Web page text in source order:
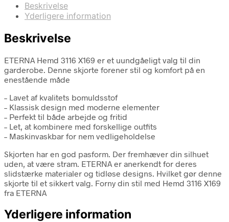
Beskrivelse
Yderligere information
Beskrivelse
ETERNA Hemd 3116 X169 er et uundgåeligt valg til din
garderobe. Denne skjorte forener stil og komfort på en
enestående måde
– Lavet af kvalitets bomuldsstof
– Klassisk design med moderne elementer
– Perfekt til både arbejde og fritid
– Let, at kombinere med forskellige outfits
– Maskinvaskbar for nem vedligeholdelse
Skjorten har en god pasform. Der fremhæver din silhuet
uden, at være stram. ETERNA er anerkendt for deres
slidstærke materialer og tidløse designs. Hvilket gør denne
skjorte til et sikkert valg. Forny din stil med Hemd 3116 X169
fra ETERNA
Yderligere information